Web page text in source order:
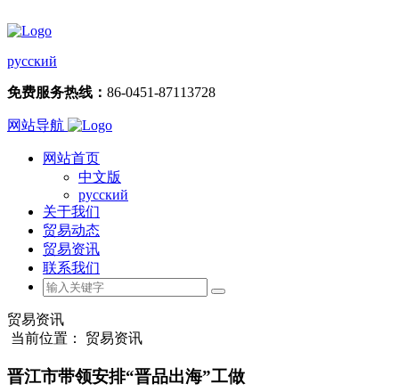
русский
免费服务热线： 86-0451-87113728
网站导航
网站首页
中文版
русский
关于我们
贸易动态
贸易资讯
联系我们
贸易资讯
当前位置： 贸易资讯
晋江市带领安排“晋品出海”工做